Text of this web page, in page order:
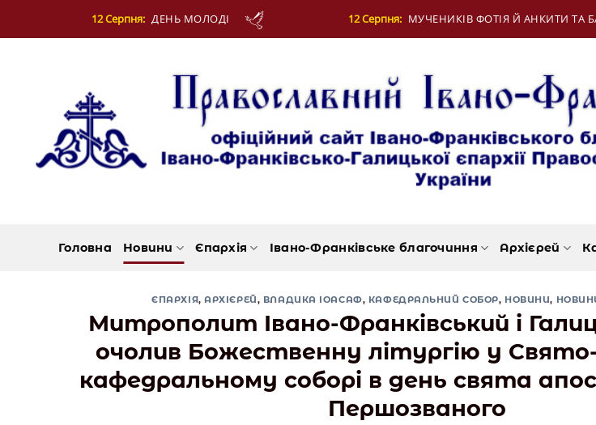
12 Серпня: МУЧЕНИКІВ ФОТІЯ Й АНКИТИ ТА БАГАТЬОХ ІЗ НИМИ
Головна Новини Єпархія Івано-Франківське благочиння Архієрей
ЄПАРХІЯ, АРХІЄРЕЙ, ВЛАДИКА ІОАСАФ, КАФЕДРАЛЬНИЙ СОБОР, НОВИНИ,
Митрополит Івано-Франківський і
очолив Божественну літургію у
кафедральному соборі в день свята
Першозваного